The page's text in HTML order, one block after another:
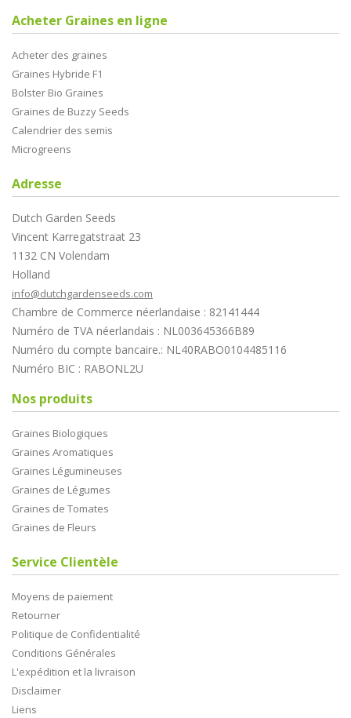
Acheter Graines en ligne
Acheter des graines
Graines Hybride F1
Bolster Bio Graines
Graines de Buzzy Seeds
Calendrier des semis
Microgreens
Adresse
Dutch Garden Seeds
Vincent Karregatstraat 23
1132 CN Volendam
Holland
info@dutchgardenseeds.com
Chambre de Commerce néerlandaise : 82141444
Numéro de TVA néerlandais : NL003645366B89
Numéro du compte bancaire.: NL40RABO0104485116
Numéro BIC : RABONL2U
Nos produits
Graines Biologiques
Graines Aromatiques
Graines Légumineuses
Graines de Légumes
Graines de Tomates
Graines de Fleurs
Service Clientèle
Moyens de paiement
Retourner
Politique de Confidentialité
Conditions Générales
L'expédition et la livraison
Disclaimer
Liens